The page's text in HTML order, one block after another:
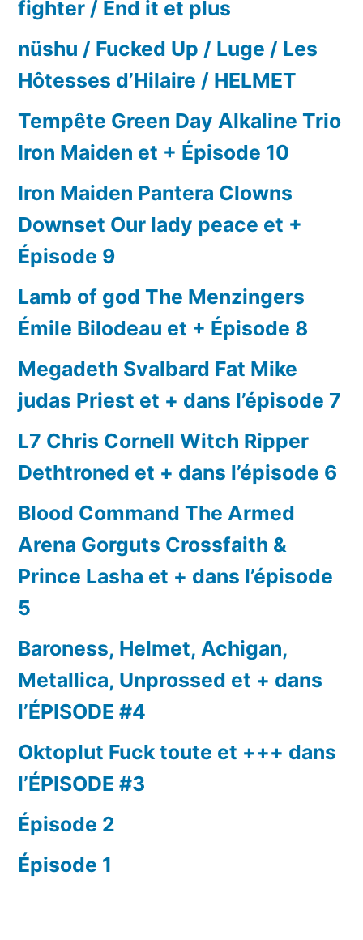
fighter / End it et plus
nüshu / Fucked Up / Luge / Les
Hôtesses d’Hilaire / HELMET
Tempête Green Day Alkaline Trio
Iron Maiden et + Épisode 10
Iron Maiden Pantera Clowns
Downset Our lady peace et +
Épisode 9
Lamb of god The Menzingers
Émile Bilodeau et + Épisode 8
Megadeth Svalbard Fat Mike
judas Priest et + dans l’épisode 7
L7 Chris Cornell Witch Ripper
Dethtroned et + dans l’épisode 6
Blood Command The Armed
Arena Gorguts Crossfaith &
Prince Lasha et + dans l’épisode
5
Baroness, Helmet, Achigan,
Metallica, Unprossed et + dans
l’ÉPISODE #4
Oktoplut Fuck toute et +++ dans
l’ÉPISODE #3
Épisode 2
Épisode 1